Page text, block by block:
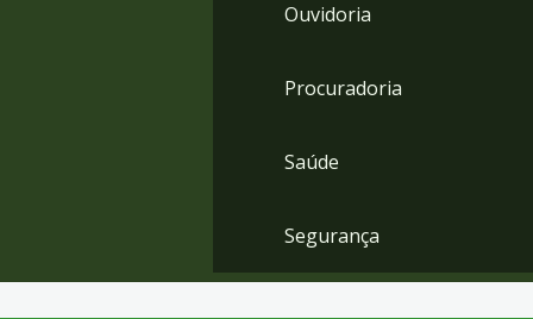
Ouvidoria
Procuradoria
Saúde
Segurança